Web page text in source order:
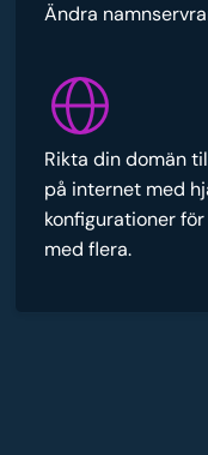
Ändra
Rikta din domän
på internet med
konfigurationer för
med flera.